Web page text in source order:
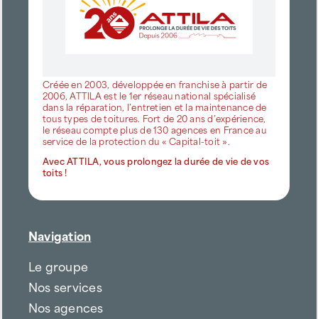
Créée en 2003, développée en franchise à partir de
2006, ATTILA est le 1er réseau national spécialisé
dans la réparation, l’entretien et la maintenance de
tous types de toitures. Fort de 20 ans d’expérience,
le réseau compte plus de 130 agences en France au
service de la protection du « Capital-toit ».
Avec ATTILA, vous prolongez la durée de vie de vos
toits !
Navigation
Le groupe
Nos services
Nos agences